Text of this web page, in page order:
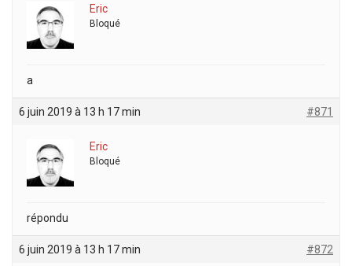
Eric
Bloqué
a
6 juin 2019 à 13 h 17 min #871
Eric
Bloqué
répondu
6 juin 2019 à 13 h 17 min #872